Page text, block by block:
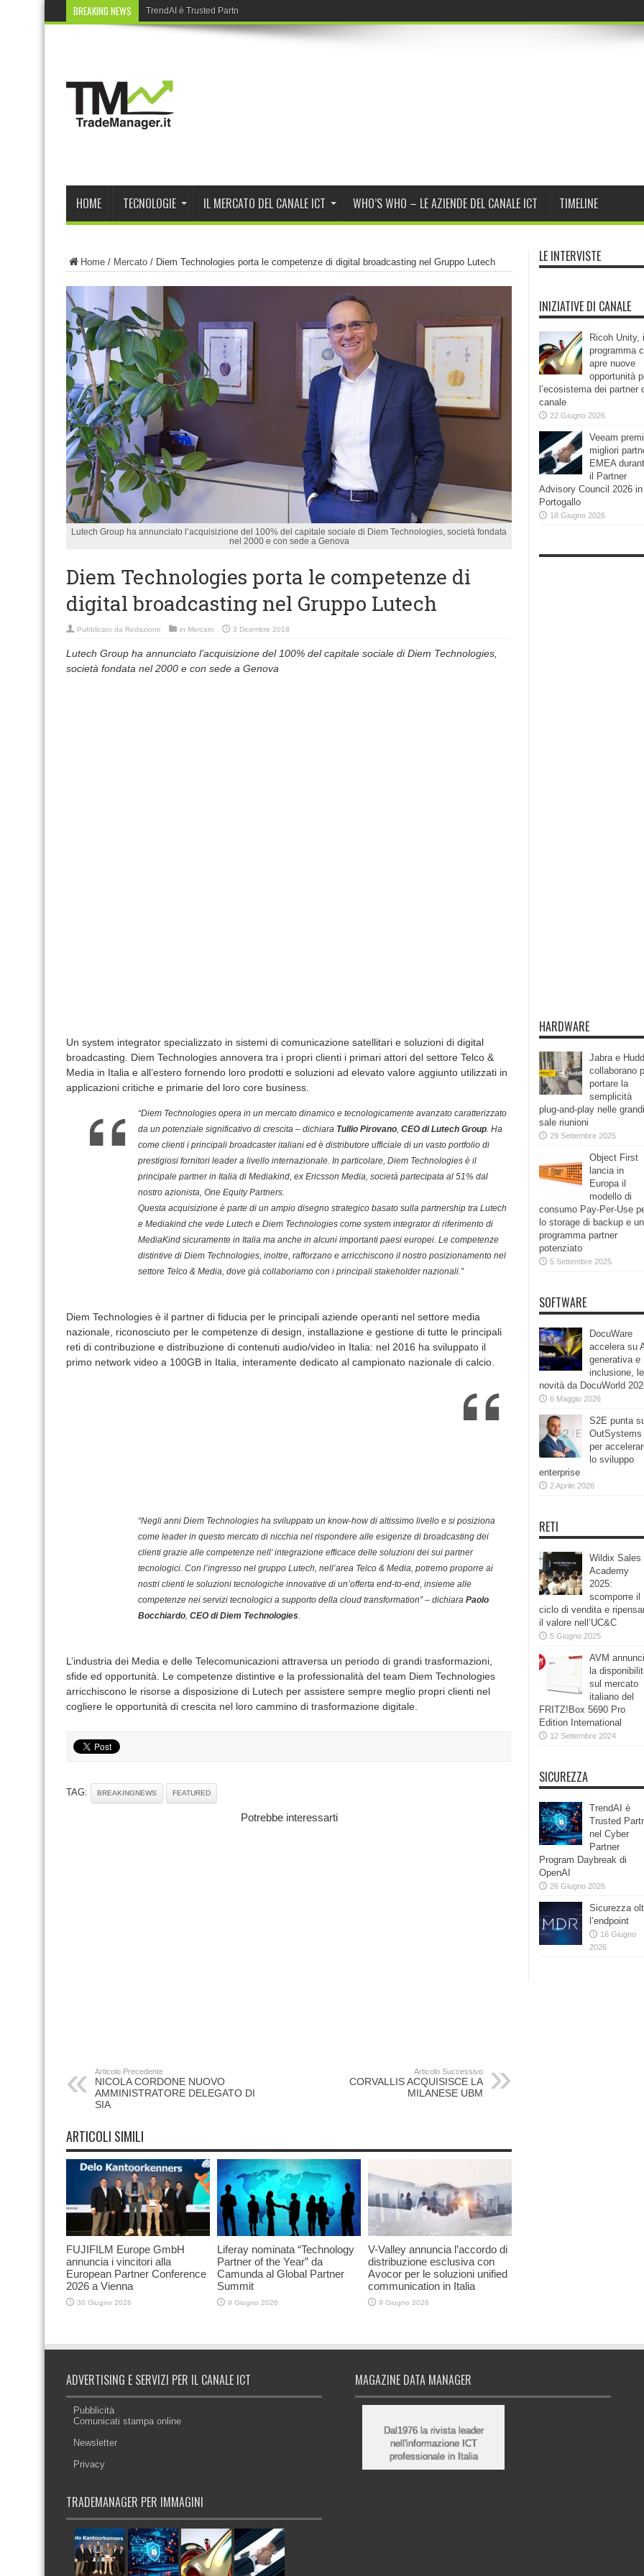
BREAKING NEWS TrendAI è Trusted Partner nel Cyber Partner Program Day
HOME TECNOLOGIE IL MERCATO DEL CANALE ICT WHO’S WHO – LE AZIENDE DEL CANALE ICT TIMELINE
Home / Mercato / Diem Technologies porta le competenze di digital broadcasting nel Gruppo Lutech
Lutech Group ha annunciato l’acquisizione del 100% del capitale sociale di Diem Technologies, società fondata
nel 2000 e con sede a Genova
Diem Technologies porta le competenze di
digital broadcasting nel Gruppo Lutech
Pubblicato da Redazione in Mercato 3 Dicembre 2018
Lutech Group ha annunciato l’acquisizione del 100% del capitale sociale di Diem Technologies,
società fondata nel 2000 e con sede a Genova
Un system integrator specializzato in sistemi di comunicazione satellitari e soluzioni di digital
broadcasting. Diem Technologies annovera tra i propri clienti i primari attori del settore Telco &
Media in Italia e all’estero fornendo loro prodotti e soluzioni ad elevato valore aggiunto utilizzati in
applicazioni critiche e primarie del loro core business.
“Diem Technologies opera in un mercato dinamico e tecnologicamente avanzato caratterizzato
da un potenziale significativo di crescita – dichiara Tullio Pirovano, CEO di Lutech Group. Ha
come clienti i principali broadcaster italiani ed è distributore ufficiale di un vasto portfolio di
prestigiosi fornitori leader a livello internazionale. In particolare, Diem Technologies è il
principale partner in Italia di Mediakind, ex Ericsson Media, società partecipata al 51% dal
nostro azionista, One Equity Partners.
Questa acquisizione è parte di un ampio disegno strategico basato sulla partnership tra Lutech
e Mediakind che vede Lutech e Diem Technologies come system integrator di riferimento di
MediaKind sicuramente in Italia ma anche in alcuni importanti paesi europei. Le competenze
distintive di Diem Technologies, inoltre, rafforzano e arricchiscono il nostro posizionamento nel
settore Telco & Media, dove già collaboriamo con i principali stakeholder nazionali.”
Diem Technologies è il partner di fiducia per le principali aziende operanti nel settore media
nazionale, riconosciuto per le competenze di design, installazione e gestione di tutte le principali
reti di contribuzione e distribuzione di contenuti audio/video in Italia: nel 2016 ha sviluppato il
primo network video a 100GB in Italia, interamente dedicato al campionato nazionale di calcio.
“Negli anni Diem Technologies ha sviluppato un know-how di altissimo livello e si posiziona
come leader in questo mercato di nicchia nel rispondere alle esigenze di broadcasting dei
clienti grazie alle competenze nell’ integrazione efficace delle soluzioni dei sui partner
tecnologici. Con l’ingresso nel gruppo Lutech, nell’area Telco & Media, potremo proporre ai
nostri clienti le soluzioni tecnologiche innovative di un’offerta end-to-end, insieme alle
competenze nei servizi tecnologici a supporto della cloud transformation” – dichiara Paolo
Bocchiardo, CEO di Diem Technologies.
L’industria dei Media e delle Telecomunicazioni attraversa un periodo di grandi trasformazioni,
sfide ed opportunità. Le competenze distintive e la professionalità del team Diem Technologies
arricchiscono le risorse a disposizione di Lutech per assistere sempre meglio propri clienti nel
cogliere le opportunità di crescita nel loro cammino di trasformazione digitale.
TAG: BREAKINGNEWS FEATURED
Potrebbe interessarti
Articolo Precedente
NICOLA CORDONE NUOVO
AMMINISTRATORE DELEGATO DI
SIA
Articolo Successivo
CORVALLIS ACQUISISCE LA
MILANESE UBM
ARTICOLI SIMILI
FUJIFILM Europe GmbH
annuncia i vincitori alla
European Partner Conference
2026 a Vienna
30 Giugno 2026
Liferay nominata “Technology
Partner of the Year” da
Camunda al Global Partner
Summit
9 Giugno 2026
V-Valley annuncia l’accordo di
distribuzione esclusiva con
Avocor per le soluzioni unified
communication in Italia
9 Giugno 2026
LE INTERVISTE
INIZIATIVE DI CANALE
Ricoh Unity, il
programma
apre nuove
opportunità
l’ecosistema dei partner
canale
22 Giugno 2026
Veeam
migliori
EMEA
il Partner
Advisory Council 2026 in
Portogallo
18 Giugno 2026
HARDWARE
Jabra e
collaborano
portare la
semplicità
plug-and-play nelle grandi
sale riunioni
29 Settembre 2025
Object First
lancia in
Europa il
modello di
consumo Pay-Per-Use
lo storage di backup e un
programma partner
potenziato
5 Settembre 2025
SOFTWARE
DocuWare
accelera su
generativa e
inclusione, le
novità da DocuWorld
6 Maggio 2026
S2E punta
OutSystems
per
lo sviluppo
enterprise
2 Aprile 2026
RETI
Wildix Sales
Academy
2025:
scomporre il
ciclo di vendita e
il valore nell’UC&C
5 Giugno 2025
AVM
la
sul mercato
italiano del
FRITZ!Box 5690 Pro
Edition International
12 Settembre 2024
SICUREZZA
TrendAI è
Trusted
nel Cyber
Partner
Program Daybreak di
OpenAI
26 Giugno 2026
Sicurezza
l’endpoint
16 Giugno
2026
ADVERTISING E SERVIZI PER IL CANALE ICT
Pubblicità
Comunicati stampa online
Newsletter
Privacy
TRADEMANAGER PER IMMAGINI
MAGAZINE DATA MANAGER
Dal1976 la rivista leader
nell'informazione ICT
professionale in Italia